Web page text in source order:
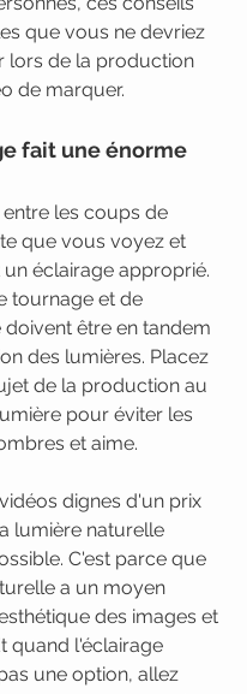
que vous ne devriez
lors de la production
de marquer.
fait une énorme
les coups de
que vous voyez et
éclairage approprié.
tournage et de
être en tandem
des lumières. Placez
de la production au
pour éviter les
et aime.
dignes d'un prix
lumière naturelle
C'est parce que
a un moyen
des images et
quand l'éclairage
une option, allez